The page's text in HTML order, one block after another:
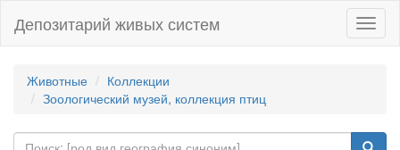
Депозитарий живых систем
Животные
Коллекции
Зоологический музей, коллекция птиц